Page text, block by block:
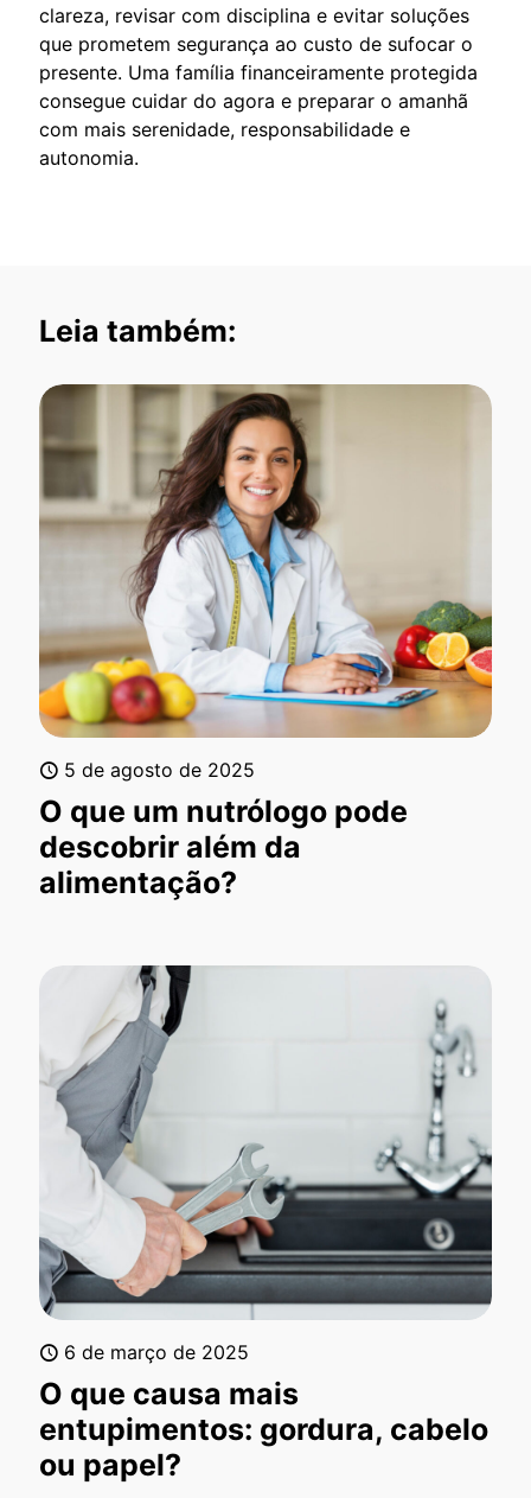
clareza, revisar com disciplina e evitar soluções
que prometem segurança ao custo de sufocar o
presente. Uma família financeiramente protegida
consegue cuidar do agora e preparar o amanhã
com mais serenidade, responsabilidade e
autonomia.
Leia também:
5 de agosto de 2025
O que um nutrólogo pode
descobrir além da
alimentação?
6 de março de 2025
O que causa mais
entupimentos: gordura, cabelo
ou papel?